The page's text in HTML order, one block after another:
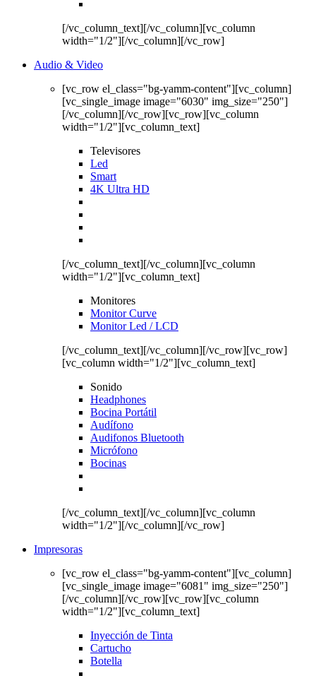
[/vc_column_text][/vc_column][vc_column
width="1/2"][/vc_column][/vc_row]
Audio & Video
[vc_row el_class="bg-yamm-content"][vc_column]
[vc_single_image image="6030" img_size="250"]
[/vc_column][/vc_row][vc_row][vc_column
width="1/2"][vc_column_text]
Televisores
Led
Smart
4K Ultra HD
[/vc_column_text][/vc_column][vc_column
width="1/2"][vc_column_text]
Monitores
Monitor Curve
Monitor Led / LCD
[/vc_column_text][/vc_column][/vc_row][vc_row]
[vc_column width="1/2"][vc_column_text]
Sonido
Headphones
Bocina Portátil
Audífono
Audifonos Bluetooth
Micrófono
Bocinas
[/vc_column_text][/vc_column][vc_column
width="1/2"][/vc_column][/vc_row]
Impresoras
[vc_row el_class="bg-yamm-content"][vc_column]
[vc_single_image image="6081" img_size="250"]
[/vc_column][/vc_row][vc_row][vc_column
width="1/2"][vc_column_text]
Inyección de Tinta
Cartucho
Botella